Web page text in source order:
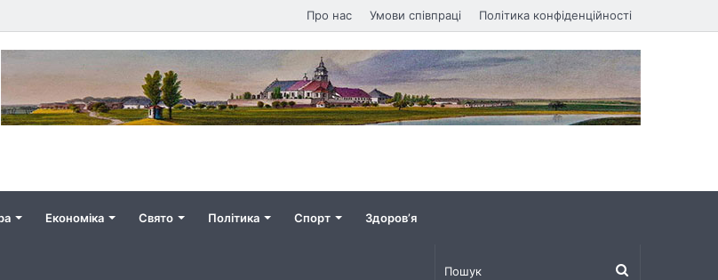
Про нас Умови співпраці Політика конфіденційності
Економіка Свято Політика Спорт Здоров’я